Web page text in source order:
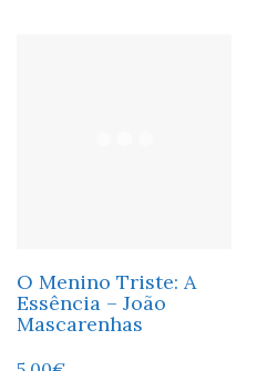
O Menino Triste: A
Essência – João
Mascarenhas